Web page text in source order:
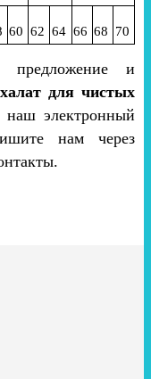
60 62 64 66 68 70
предложение и
для чистых
наш электронный
нам через